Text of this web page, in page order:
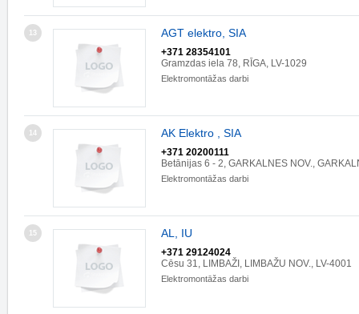
13 AGT elektro, SIA
+371 28354101
Gramzdas iela 78, RĪGA, LV-1029
Elektromontāžas darbi
14 AK Elektro , SIA
+371 20200111
Betānijas 6 - 2, GARKALNES NOV.,
Elektromontāžas darbi
15 AL, IU
+371 29124024
Cēsu 31, LIMBAŽI, LIMBAŽU NOV., LV-4001
Elektromontāžas darbi